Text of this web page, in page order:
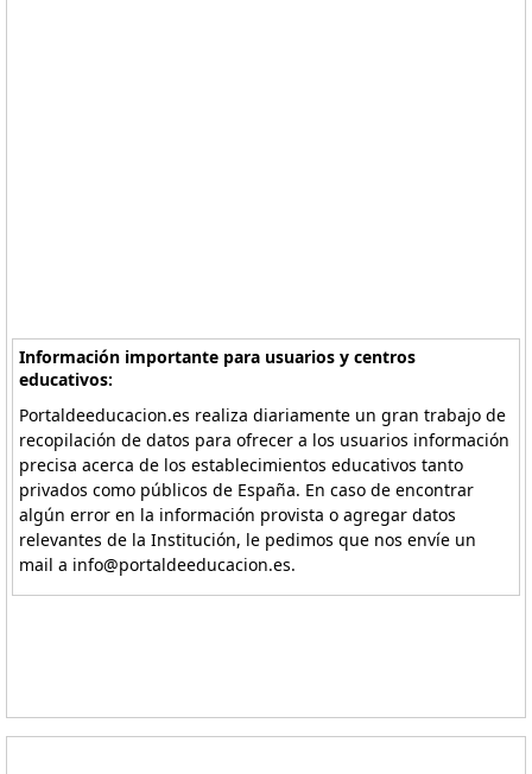
Información importante para usuarios y centros
educativos:
Portaldeeducacion.es realiza diariamente un gran trabajo de
recopilación de datos para ofrecer a los usuarios información
precisa acerca de los establecimientos educativos tanto
privados como públicos de España. En caso de encontrar
algún error en la información provista o agregar datos
relevantes de la Institución, le pedimos que nos envíe un
mail a info@portaldeeducacion.es.